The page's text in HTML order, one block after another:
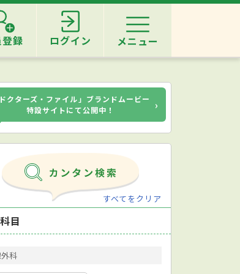
録 ログイン メニュー
ドクターズ・ファイル」ブランドムービー
特設サイトにて公開中！
›
すべてをクリア
目
科